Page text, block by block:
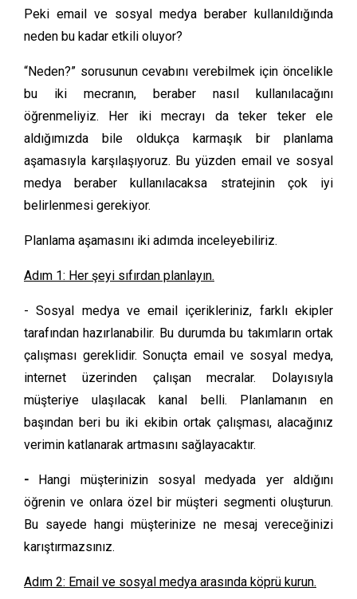
Peki email ve sosyal medya beraber kullanıldığında
neden bu kadar etkili oluyor?
“Neden?” sorusunun cevabını verebilmek için öncelikle
bu iki mecranın, beraber nasıl kullanılacağını
öğrenmeliyiz. Her iki mecrayı da teker teker ele
aldığımızda bile oldukça karmaşık bir planlama
aşamasıyla karşılaşıyoruz. Bu yüzden email ve sosyal
medya beraber kullanılacaksa stratejinin çok iyi
belirlenmesi gerekiyor.
Planlama aşamasını iki adımda inceleyebiliriz.
Adım 1: Her şeyi sıfırdan planlayın.
- Sosyal medya ve email içerikleriniz, farklı ekipler
tarafından hazırlanabilir. Bu durumda bu takımların ortak
çalışması gereklidir. Sonuçta email ve sosyal medya,
internet üzerinden çalışan mecralar. Dolayısıyla
müşteriye ulaşılacak kanal belli. Planlamanın en
başından beri bu iki ekibin ortak çalışması, alacağınız
verimin katlanarak artmasını sağlayacaktır.
- Hangi müşterinizin sosyal medyada yer aldığını
öğrenin ve onlara özel bir müşteri segmenti oluşturun.
Bu sayede hangi müşterinize ne mesaj vereceğinizi
karıştırmazsınız.
Adım 2: Email ve sosyal medya arasında köprü kurun.